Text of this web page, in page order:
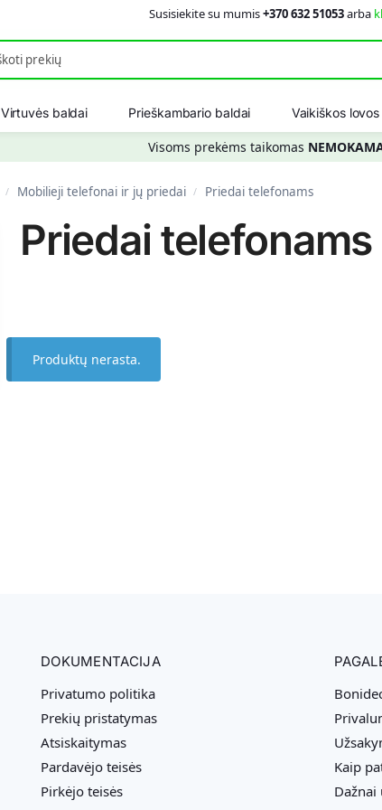
Susisiekite su mumis+370 632 51053arba
Virtuvės baldai Prieškambario baldai Vaikiškos lovos
Visoms prekėms taikomas
/ Mobilieji telefonai ir jų priedai / Priedai telefonams
Priedai telefonams
Produktų nerasta.
DOKUMENTACIJA
Privatumo politika
Prekių pristatymas
Atsiskaitymas
Pardavėjo teisės
Pirkėjo teisės
Kaip